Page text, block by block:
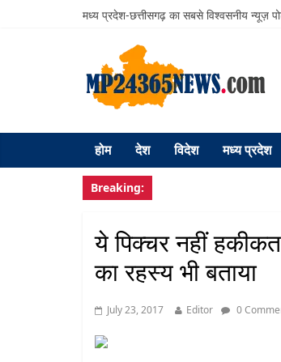
मध्य प्रदेश-छत्तीसगढ़ का सबसे विश्वसनीय न्यूज़
होम देश विदेश मध्य प्रदेश
Breaking:
ये पिक्चर नहीं
का रहस्य भी बताया
July 23, 2017 Editor 0